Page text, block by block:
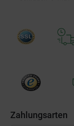
Zahlungsarten